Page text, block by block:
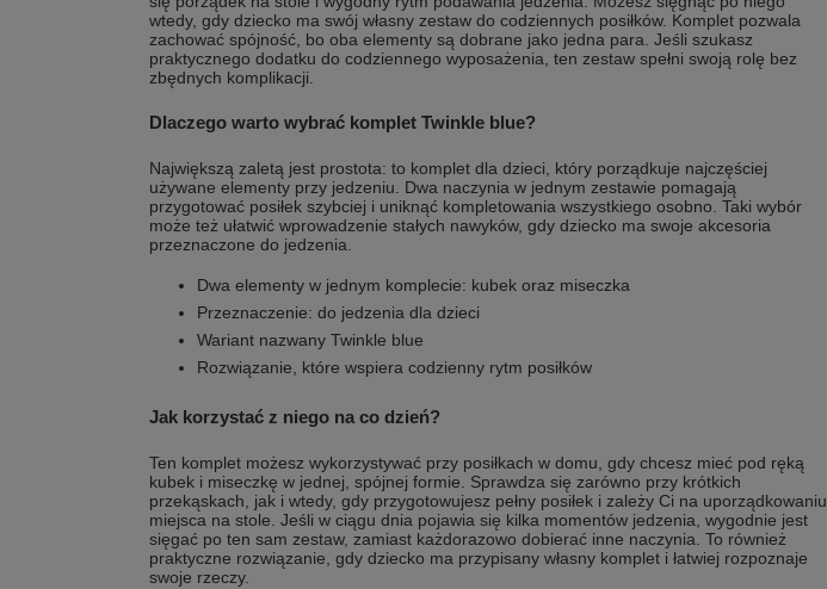
wtedy, gdy dziecko ma swój własny zestaw do codziennych posiłków. Komplet pozwala
zachować spójność, bo oba elementy są dobrane jako jedna para. Jeśli szukasz
praktycznego dodatku do codziennego wyposażenia, ten zestaw spełni swoją rolę bez
zbędnych komplikacji.
Dlaczego warto wybrać komplet Twinkle blue?
Największą zaletą jest prostota: to komplet dla dzieci, który porządkuje najczęściej
używane elementy przy jedzeniu. Dwa naczynia w jednym zestawie pomagają
przygotować posiłek szybciej i uniknąć kompletowania wszystkiego osobno. Taki wybór
może też ułatwić wprowadzenie stałych nawyków, gdy dziecko ma swoje akcesoria
przeznaczone do jedzenia.
Dwa elementy w jednym komplecie: kubek oraz miseczka
Przeznaczenie: do jedzenia dla dzieci
Wariant nazwany Twinkle blue
Rozwiązanie, które wspiera codzienny rytm posiłków
Jak korzystać z niego na co dzień?
Ten komplet możesz wykorzystywać przy posiłkach w domu, gdy chcesz mieć pod ręką
kubek i miseczkę w jednej, spójnej formie. Sprawdza się zarówno przy krótkich
przekąskach, jak i wtedy, gdy przygotowujesz pełny posiłek i zależy Ci na uporządkowaniu
miejsca na stole. Jeśli w ciągu dnia pojawia się kilka momentów jedzenia, wygodnie jest
sięgać po ten sam zestaw, zamiast każdorazowo dobierać inne naczynia. To również
praktyczne rozwiązanie, gdy dziecko ma przypisany własny komplet i łatwiej rozpoznaje
swoje rzeczy.